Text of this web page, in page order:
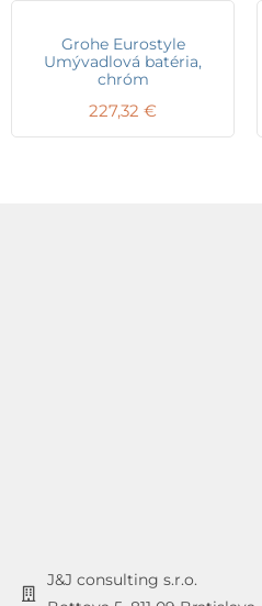
Grohe Eurostyle
Umývadlová batéria,
chróm
227,32 €
J&J consulting s.r.o.